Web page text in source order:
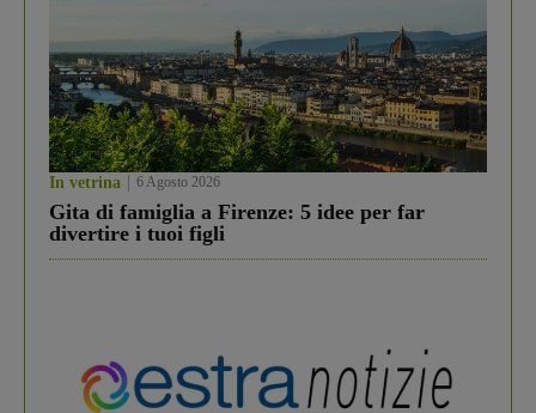
In vetrina 6 Agosto 2026
Gita di famiglia a Firenze: 5 idee per far
divertire i tuoi figli